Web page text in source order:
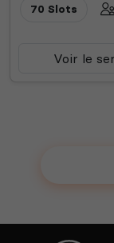
70 Slots
Voir le